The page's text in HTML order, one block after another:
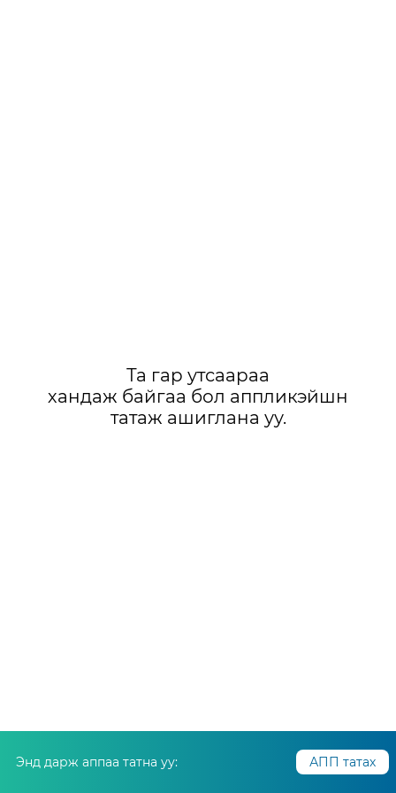
Та гар утсаараа
хандаж байгаа бол аппликэйшн
татаж ашиглана уу.
Энд дарж аппаа татна уу: АПП татах